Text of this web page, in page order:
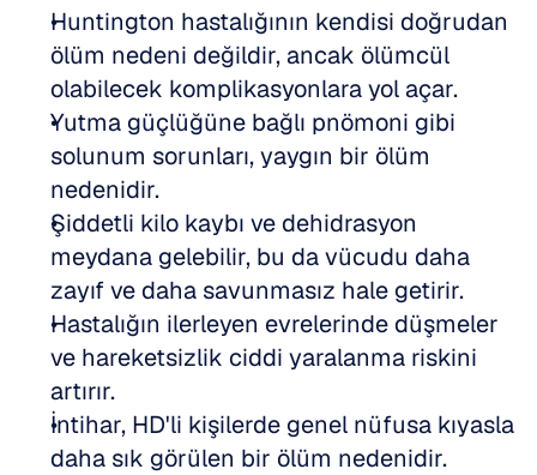
Huntington hastalığının kendisi doğrudan
ölüm nedeni değildir, ancak ölümcül
olabilecek komplikasyonlara yol açar.
Yutma güçlüğüne bağlı pnömoni gibi
solunum sorunları, yaygın bir ölüm
nedenidir.
Şiddetli kilo kaybı ve dehidrasyon
meydana gelebilir, bu da vücudu daha
zayıf ve daha savunmasız hale getirir.
Hastalığın ilerleyen evrelerinde düşmeler
ve hareketsizlik ciddi yaralanma riskini
artırır.
İntihar, HD'li kişilerde genel nüfusa kıyasla
daha sık görülen bir ölüm nedenidir.